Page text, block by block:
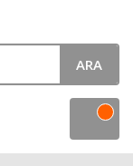
ARA